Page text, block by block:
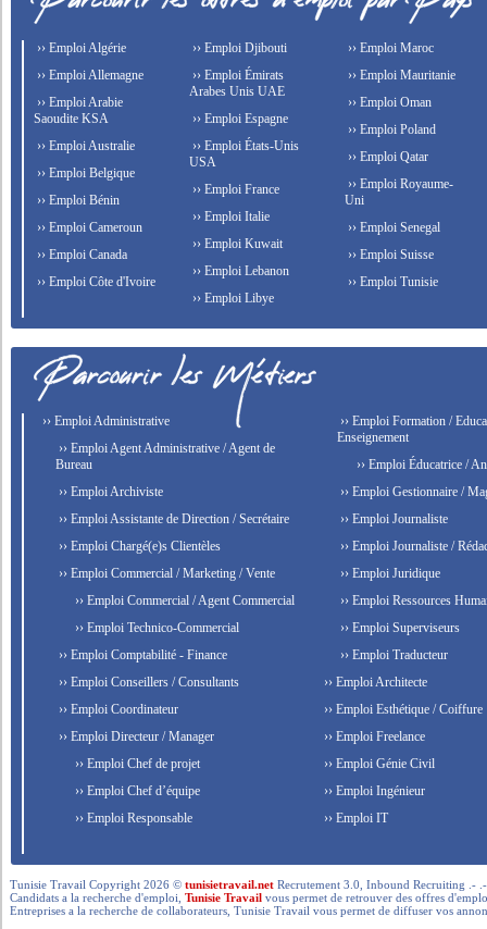
›› Emploi Algérie
›› Emploi Allemagne
›› Emploi Arabie
Saoudite KSA
›› Emploi Australie
›› Emploi Belgique
›› Emploi Bénin
›› Emploi Cameroun
›› Emploi Canada
›› Emploi Côte d'Ivoire
›› Emploi Djibouti
›› Emploi Émirats
Arabes Unis UAE
›› Emploi Espagne
›› Emploi États-Unis
USA
›› Emploi France
›› Emploi Italie
›› Emploi Kuwait
›› Emploi Lebanon
›› Emploi Libye
›› Emploi Maroc
›› Emploi Mauritanie
›› Emploi Oman
›› Emploi Poland
›› Emploi Qatar
›› Emploi Royaume-
Uni
›› Emploi Senegal
›› Emploi Suisse
›› Emploi Tunisie
›› Emploi Administrative
›› Emploi Agent Administrative / Agent de
Bureau
›› Emploi Archiviste
›› Emploi Assistante de Direction / Secrétaire
›› Emploi Chargé(e)s Clientèles
›› Emploi Commercial / Marketing / Vente
›› Emploi Commercial / Agent Commercial
›› Emploi Technico-Commercial
›› Emploi Comptabilité - Finance
›› Emploi Conseillers / Consultants
›› Emploi Coordinateur
›› Emploi Directeur / Manager
›› Emploi Chef de projet
›› Emploi Chef d’équipe
›› Emploi Responsable
›› Emploi Formation /
Enseignement
›› Emploi Éducatrice /
›› Emploi Gestionnaire /
›› Emploi Journaliste
›› Emploi Journaliste /
›› Emploi Juridique
›› Emploi Ressources
›› Emploi Superviseurs
›› Emploi Traducteur
›› Emploi Architecte
›› Emploi Esthétique / Coiffure
›› Emploi Freelance
›› Emploi Génie Civil
›› Emploi Ingénieur
›› Emploi IT
Tunisie Travail Copyright 2026 ©tunisietravail.net Recrutement 3.0, Inbound Recruiting .-
Candidats a la recherche d'emploi,Tunisie Travail vous permet de retrouver des offres
Entreprises a la recherche de collaborateurs, Tunisie Travail vous permet de diffuser vos